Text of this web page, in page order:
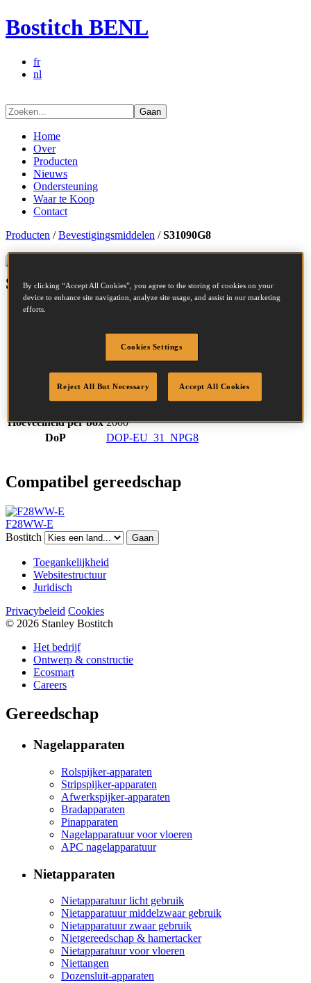
Bostitch BENL
fr
nl
Gaan
Home
Over
Producten
Nieuws
Ondersteuning
Waar te Koop
Contact
Producten /Bevestigingsmiddelen /S31090G8
S31090G8
SKU
STICK NAIL 3.10-90 PLAIN GAL8 2M
3.1 mm
7.5 mm
Lengte
90 mm
Profiel
Recht
Hoeveelheid per box 2000
DoP
DOP-EU_31_NPG8
Compatibel gereedschap
F28WW-E
Bostitch
Gaan
Toegankelijkheid
Websitestructuur
Juridisch
Privacybeleid Cookies
© 2026 Stanley Bostitch
Het bedrijf
Ontwerp & constructie
Ecosmart
Careers
Gereedschap
Nagelapparaten
Rolspijker-apparaten
Stripspijker-apparaten
Afwerkspijker-apparaten
Bradapparaten
Pinapparaten
Nagelapparatuur voor vloeren
APC nagelapparatuur
Nietapparaten
Nietapparatuur licht gebruik
Nietapparatuur middelzwaar gebruik
Nietapparatuur zwaar gebruik
Nietgereedschap & hamertacker
Nietapparatuur voor vloeren
Niettangen
Dozensluit-apparaten
By clicking “Accept All Cookies”, you agree to the storing of cookies on your
device to enhance site navigation, analyze site usage, and assist in our marketing
efforts.
Cookies Settings
Reject All But Necessary Accept All Cookies